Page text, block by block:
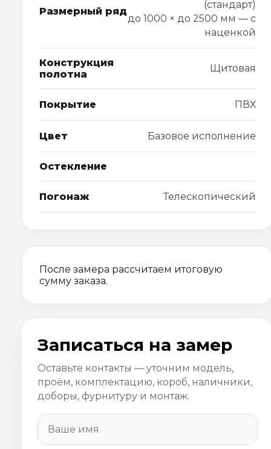
Размерный ряд
(стандарт)
до 1000 × до 2500 мм — с
наценкой
Конструкция
полотна
Щитовая
Покрытие ПВХ
Цвет Базовое исполнение
Остекление
Погонаж Телескопический
После замера рассчитаем итоговую
сумму заказа.
Записаться на замер
Оставьте контакты — уточним модель,
проём, комплектацию, короб, наличники,
доборы, фурнитуру и монтаж.